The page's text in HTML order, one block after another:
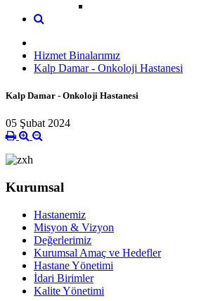
Hizmet Binalarımız
Kalp Damar - Onkoloji Hastanesi
Kalp Damar - Onkoloji Hastanesi
05 Şubat 2024
Kurumsal
Hastanemiz
Misyon & Vizyon
Değerlerimiz
Kurumsal Amaç ve Hedefler
Hastane Yönetimi
İdari Birimler
Kalite Yönetimi